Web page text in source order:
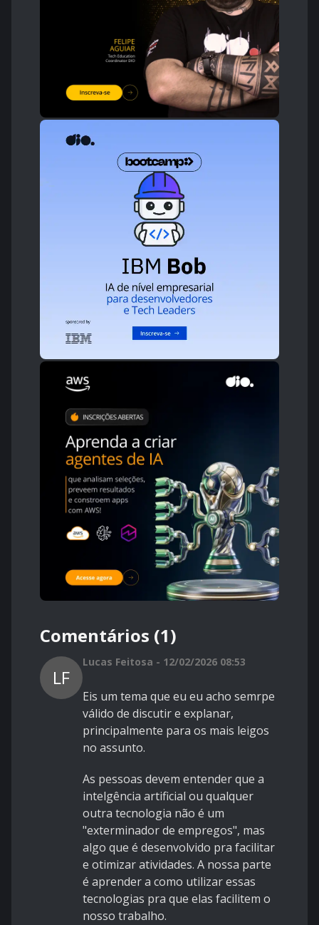
Comentários (1)
LF
Lucas Feitosa - 12/02/2026 08:53
Eis um tema que eu eu acho semrpe
válido de discutir e explanar,
principalmente para os mais leigos
no assunto.
As pessoas devem entender que a
intelgência artificial ou qualquer
outra tecnologia não é um
"exterminador de empregos", mas
algo que é desenvolvido pra facilitar
e otimizar atividades. A nossa parte
é aprender a como utilizar essas
tecnologias pra que elas facilitem o
nosso trabalho.